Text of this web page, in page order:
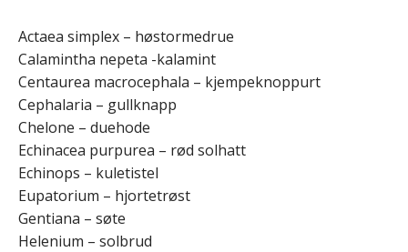
Actaea simplex – høstormedrue
Calamintha nepeta -kalamint
Centaurea macrocephala – kjempeknoppurt
Cephalaria – gullknapp
Chelone – duehode
Echinacea purpurea – rød solhatt
Echinops – kuletistel
Eupatorium – hjortetrøst
Gentiana – søte
Helenium – solbrud